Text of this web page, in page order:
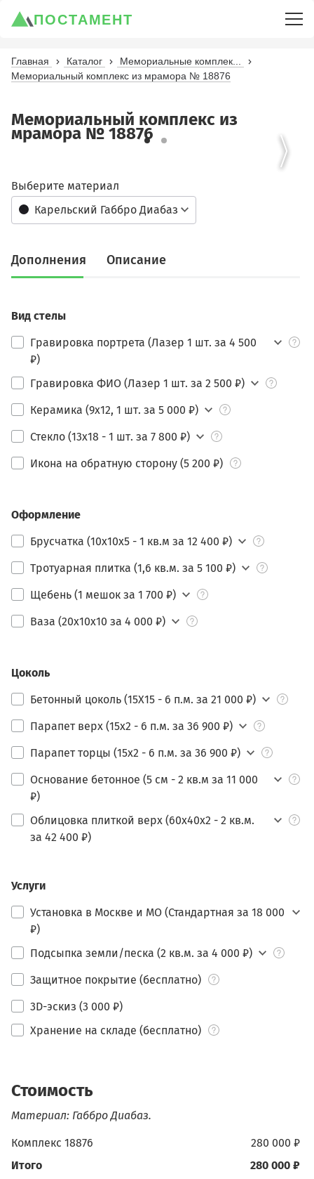
ПОСТАМЕНТ
Главная Каталог
Мемориальные комплек...
Мемориальный комплекс из мрамора № 18876
Мемориальный комплекс из
мрамора № 18876
Карельский Габбро Диабаз
Выберите материал
Дополнения Описание
Вид стелы
Гравировка портрета (Лазер 1 шт. за 4 500
₽)
Гравировка ФИО (Лазер 1 шт. за 2 500 ₽)
Керамика (9х12, 1 шт. за 5 000 ₽)
Стекло (13х18 - 1 шт. за 7 800 ₽)
Икона на обратную сторону (5 200 ₽)
Оформление
Брусчатка (10х10х5 - 1 кв.м за 12 400 ₽)
Тротуарная плитка (1,6 кв.м. за 5 100 ₽)
Щебень (1 мешок за 1 700 ₽)
Ваза (20х10х10 за 4 000 ₽)
Цоколь
Бетонный цоколь (15Х15 - 6 п.м. за 21 000 ₽)
Парапет верх (15х2 - 6 п.м. за 36 900 ₽)
Парапет торцы (15х2 - 6 п.м. за 36 900 ₽)
Основание бетонное (5 см - 2 кв.м за 11 000
₽)
Облицовка плиткой верх (60х40х2 - 2 кв.м.
за 42 400 ₽)
Услуги
Установка в Москве и МО (Стандартная за 18 000
₽)
Подсыпка земли/песка (2 кв.м. за 4 000 ₽)
Защитное покрытие (бесплатно)
3D-эскиз (3 000 ₽)
Хранение на складе (бесплатно)
Стоимость
Материал: Габбро Диабаз.
280 000 ₽
Комплекс 18876
280 000 ₽
Итого